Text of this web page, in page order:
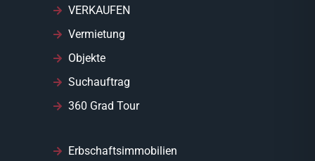
VERKAUFEN
Vermietung
Objekte
Suchauftrag
360 Grad Tour
Erbschaftsimmobilien